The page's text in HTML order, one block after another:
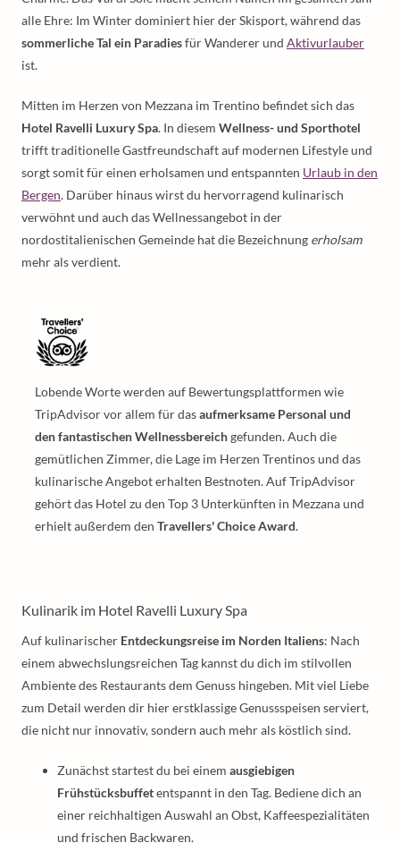
alle Ehre: Im Winter dominiert hier der Skisport, während das
sommerliche Tal ein Paradiesfür Wanderer und Aktivurlauber
ist.
Mitten im Herzen von Mezzana im Trentino befindet sich das
Hotel Ravelli Luxury Spa. In diesem Wellness- und Sporthotel
trifft traditionelle Gastfreundschaft auf modernen Lifestyle und
sorgt somit für einen erholsamen und entspannten Urlaub in den
Bergen. Darüber hinaus wirst du hervorragend kulinarisch
verwöhnt und auch das Wellnessangebot in der
nordostitalienischen Gemeinde hat die Bezeichnung erholsam
mehr als verdient.
Lobende Worte werden auf Bewertungsplattformen wie
TripAdvisor vor allem für dasaufmerksame Personal und
den fantastischen Wellnessbereichgefunden. Auch die
gemütlichen Zimmer, die Lage im Herzen Trentinos und das
kulinarische Angebot erhalten Bestnoten. Auf TripAdvisor
gehört das Hotel zu den Top 3 Unterkünften in Mezzana und
erhielt außerdem den Travellers' Choice Award.
Kulinarik im Hotel Ravelli Luxury Spa
Auf kulinarischer Entdeckungsreise im Norden Italiens: Nach
einem abwechslungsreichen Tag kannst du dich im stilvollen
Ambiente des Restaurants dem Genuss hingeben. Mit viel Liebe
zum Detail werden dir hier erstklassige Genussspeisen serviert,
die nicht nur innovativ, sondern auch mehr als köstlich sind.
Zunächst startest du bei einem ausgiebigen
Frühstücksbuffetentspannt in den Tag. Bediene dich an
einer reichhaltigen Auswahl an Obst, Kaffeespezialitäten
und frischen Backwaren.